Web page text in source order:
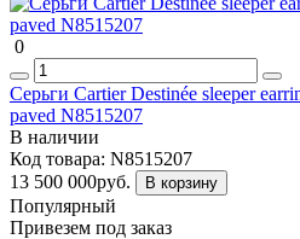
0
Серьги Cartier Destinée sleeper
paved N8515207
В наличии
Код товара: N8515207
13 500 000руб.
В корзину
Популярный
Привезем под заказ